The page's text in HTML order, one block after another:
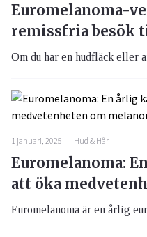
Euromelanoma-
remissfria besök
Om du har en hudfläck eller
1 januari, 2025 Hud & Hår
Euromelanoma:
att öka
Euromelanoma är en årlig